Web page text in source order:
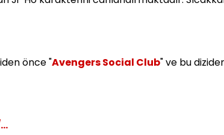
önce "Avengers Social Club" ve bu